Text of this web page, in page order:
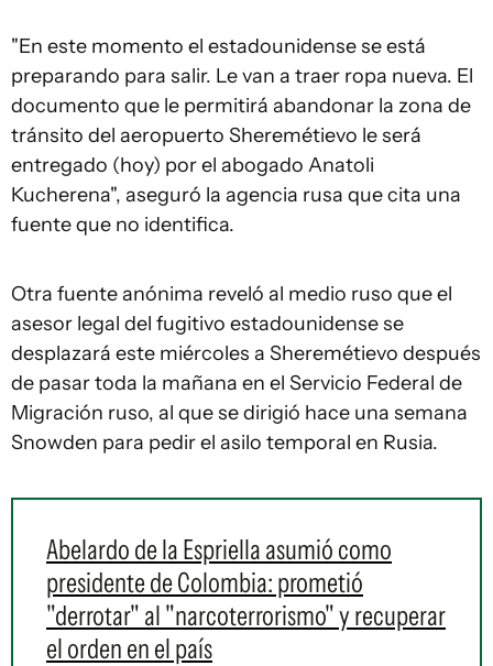
"En este momento el estadounidense se está
preparando para salir. Le van a traer ropa nueva. El
documento que le permitirá abandonar la zona de
tránsito del aeropuerto Sheremétievo le será
entregado (hoy) por el abogado Anatoli
Kucherena", aseguró la agencia rusa que cita una
fuente que no identifica.
Otra fuente anónima reveló al medio ruso que el
asesor legal del fugitivo estadounidense se
desplazará este miércoles a Sheremétievo después
de pasar toda la mañana en el Servicio Federal de
Migración ruso, al que se dirigió hace una semana
Snowden para pedir el asilo temporal en Rusia.
Abelardo de la Espriella asumió como
presidente de Colombia: prometió
"derrotar" al "narcoterrorismo" y recuperar
el orden en el país